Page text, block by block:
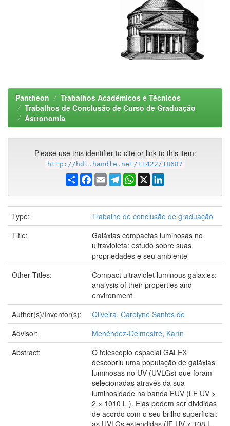
Pantheon
Trabalhos Acadêmicos e Técnicos
Trabalhos de Conclusão de Curso de Graduação
Astronomia
Please use this identifier to cite or link to this item:
http://hdl.handle.net/11422/18687
ShareFacebook
EmailTelegramWhatsApp
X
Type:
Trabalho de conclusão de graduação
Title:
Galáxias compactas luminosas no
ultravioleta: estudo sobre suas
propriedades e seu ambiente
Other Titles:
Compact ultraviolet luminous galaxies:
analysis of their properties and
environment
Author(s)/Inventor(s):
Oliveira, Carolyne Santos de
Advisor:
Menéndez-Delmestre, Karín
Abstract:
O telescópio espacial GALEX
descobriu uma população de galáxias
luminosas no UV (UVLGs) que foram
selecionadas através da sua
luminosidade na banda FUV (LF UV >
2 × 1010 L ). Elas podem ser divididas
de acordo com o seu brilho superficial:
as UVLGs estendidas (IF UV < 108 L